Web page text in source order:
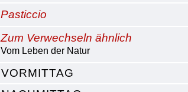
Pasticcio
Zum Verwechseln ähnlich
Vom Leben der Natur
VORMITTAG